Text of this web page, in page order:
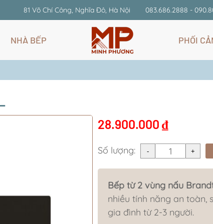
81 Võ Chí Công, Nghĩa Đô, Hà Nội 083.686.2888 -
NHÀ BẾP PHỐI
28.900.000 ₫
Số lượng:
Bếp từ 2 vùng nấu
nhiều tính năng an toàn,
gia đình từ 2-3 người.